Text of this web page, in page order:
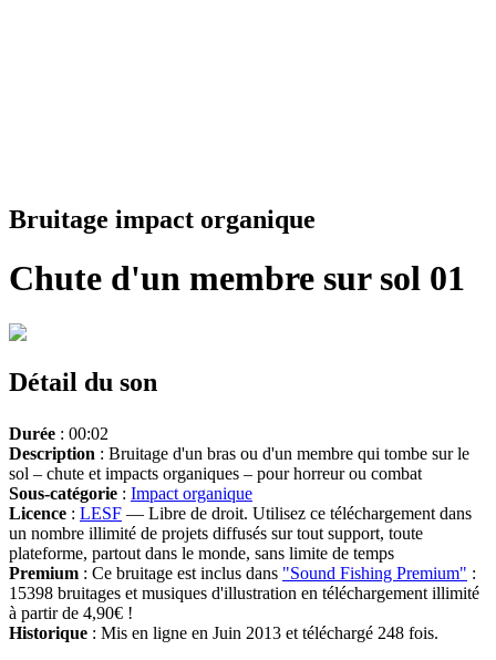
Bruitage impact organique
Chute d'un membre sur sol 01
Détail du son
Durée : 00:02
Description : Bruitage d'un bras ou d'un membre qui tombe sur le
sol – chute et impacts organiques – pour horreur ou combat
Sous-catégorie : Impact organique
Licence : LESF — Libre de droit. Utilisez ce téléchargement dans
un nombre illimité de projets diffusés sur tout support, toute
plateforme, partout dans le monde, sans limite de temps
Premium : Ce bruitage est inclus dans "Sound Fishing Premium" :
15398 bruitages et musiques d'illustration en téléchargement illimité
à partir de 4,90€ !
Historique : Mis en ligne en Juin 2013 et téléchargé 248 fois.